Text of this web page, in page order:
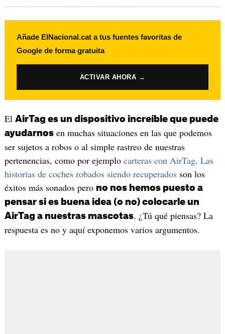
Añade ElNacional.cat a tus fuentes favoritas de
Google de forma gratuita
ACTIVAR AHORA →
El AirTag es un dispositivo increíble que puede
ayudarnosen muchas situaciones en las que podemos
ser sujetos a robos o al simple rastreo de nuestras
pertenencias, como por ejemplo carteras con AirTag. Las
historias de coches robados siendo recuperadosson los
éxitos más sonados pero no nos hemos puesto a
pensar si es buena idea (o no) colocarle un
AirTag a nuestras mascotas. ¿Tú qué piensas? La
respuesta es no y aquí exponemos varios argumentos.